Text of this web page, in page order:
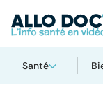
Santé